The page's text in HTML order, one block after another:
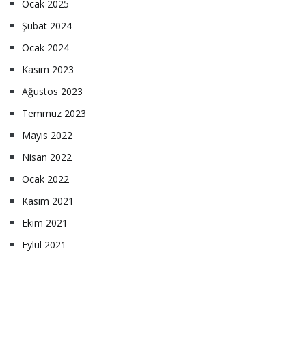
Ocak 2025
Şubat 2024
Ocak 2024
Kasım 2023
Ağustos 2023
Temmuz 2023
Mayıs 2022
Nisan 2022
Ocak 2022
Kasım 2021
Ekim 2021
Eylül 2021